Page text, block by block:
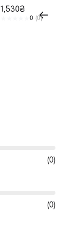
1,530₴
0 (0)
(0)
(0)